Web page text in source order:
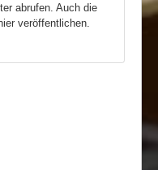
abrufen. Auch die
veröffentlichen.